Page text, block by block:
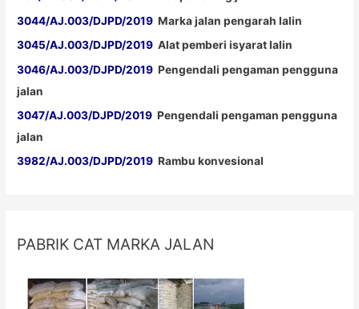
3044/AJ.003/DJPD/2019 Marka jalan pengarah lalin
3045/AJ.003/DJPD/2019 Alat pemberi isyarat lalin
3046/AJ.003/DJPD/2019 Pengendali pengaman pengguna
jalan
3047/AJ.003/DJPD/2019 Pengendali pengaman pengguna
jalan
3982/AJ.003/DJPD/2019 Rambu konvesional
PABRIK CAT MARKA JALAN